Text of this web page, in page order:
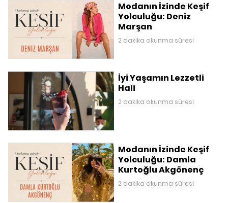
Modanın İzinde Keşif
Yolculuğu: Deniz
Marşan
2 dakika okunma süresi
İyi Yaşamın Lezzetli
Hali
2 dakika okunma süresi
Modanın İzinde Keşif
Yolculuğu: Damla
Kurtoğlu Akgönenç
2 dakika okunma süresi